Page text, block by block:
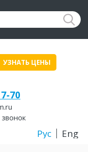
УЗНАТЬ ЦЕНЫ
70
Рус Eng